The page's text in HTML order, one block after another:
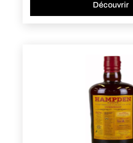
Découvrir